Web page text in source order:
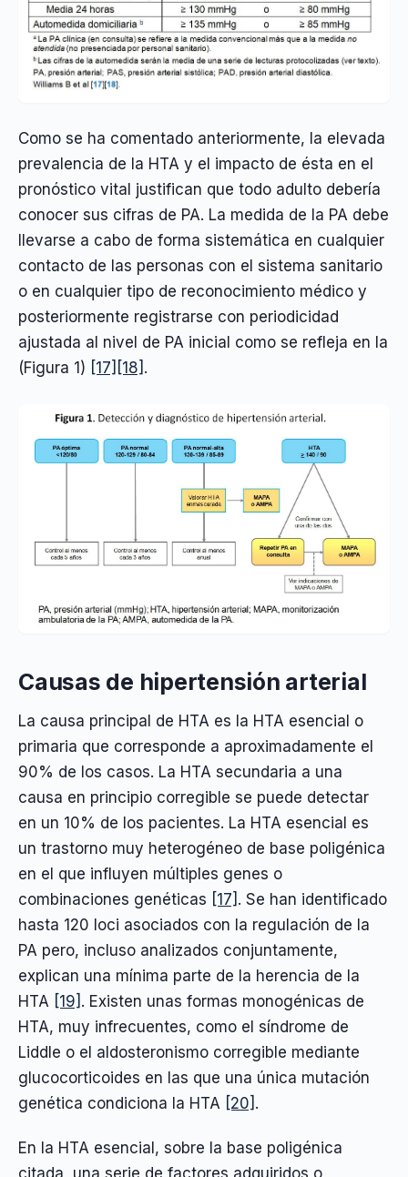
Como se ha comentado anteriormente, la elevada
prevalencia de la HTA y el impacto de ésta en el
pronóstico vital justifican que todo adulto debería
conocer sus cifras de PA. La medida de la PA debe
llevarse a cabo de forma sistemática en cualquier
contacto de las personas con el sistema sanitario
o en cualquier tipo de reconocimiento médico y
posteriormente registrarse con periodicidad
ajustada al nivel de PA inicial como se refleja en la
(Figura 1) [17] [18] .
Causas de hipertensión arterial
La causa principal de HTA es la HTA esencial o
primaria que corresponde a aproximadamente el
90% de los casos. La HTA secundaria a una
causa en principio corregible se puede detectar
en un 10% de los pacientes. La HTA esencial es
un trastorno muy heterogéneo de base poligénica
en el que influyen múltiples genes o
combinaciones genéticas [17] . Se han identificado
hasta 120 loci asociados con la regulación de la
PA pero, incluso analizados conjuntamente,
explican una mínima parte de la herencia de la
HTA [19] . Existen unas formas monogénicas de
HTA, muy infrecuentes, como el síndrome de
Liddle o el aldosteronismo corregible mediante
glucocorticoides en las que una única mutación
genética condiciona la HTA [20] .
En la HTA esencial, sobre la base poligénica
citada, una serie de factores adquiridos o